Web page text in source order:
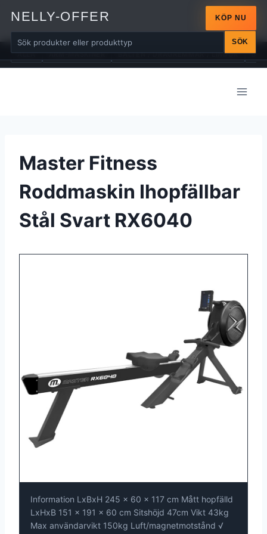
NELLY-OFFER
SÖK
KÖP NU
ALLA ARM-MASKINER BÄLTEN / DRAGREMMAR / LINDOR
Master Fitness
Roddmaskin Ihopfällbar
Stål Svart RX6040
Information LxBxH 245 x 60 x 117 cm Mått hopfälld
LxHxB 151 x 191 x 60 cm Sitshöjd 47cm Vikt 43kg
Max användarvikt 150kg Luft/magnetmotstånd √